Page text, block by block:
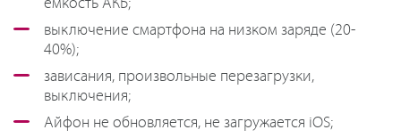
выключение смартфона на низком заряде (20-
40%);
зависания, произвольные перезагрузки,
выключения;
Айфон не обновляется, не загружается iOS;